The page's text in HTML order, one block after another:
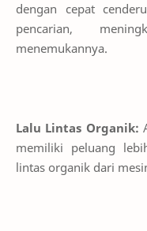
dengan cepat
pencarian,
menemukannya.
Lalu Lintas Organik:
memiliki peluang
lintas organik dari